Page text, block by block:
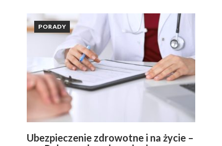
PORADY
Ubezpieczenie zdrowotne i na życie –